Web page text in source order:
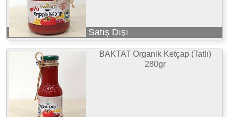
Satış Dışı
BAKTAT Organik Ketçap (Tatlı)
280gr